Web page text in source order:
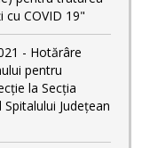
COVID 19"
- Hotărâre
pentru
la Secția
Județean